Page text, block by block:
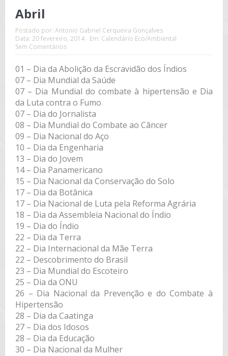
Abril
Postado por: Antonio Gabriel Cerqueira Gonçalves
Data: 20 fevereiro, 2014 Em: Calendário Eco/Ambiental
Sem Comentários
01 – Dia da Abolição da Escravidão dos Índios
07 – Dia Mundial da Saúde
07 – Dia Mundial do combate à hipertensão e Dia
da Luta contra o Fumo
07 – Dia do Jornalista
08 – Dia Mundial do Combate ao Câncer
09 – Dia Nacional do Aço
10 – Dia da Engenharia
13 – Dia do Jovem
14 – Dia Panamericano
15 – Dia Nacional da Conservação do Solo
17 – Dia da Botânica
17 – Dia Nacional de Luta pela Reforma Agrária
18 – Dia da Assembleia Nacional do Índio
19 – Dia do Índio
22 – Dia da Terra
22 – Dia Internacional da Mãe Terra
22 – Descobrimento do Brasil
23 – Dia Mundial do Escoteiro
25 – Dia da ONU
26 – Dia Nacional da Prevenção e do Combate à
Hipertensão
28 – Dia da Caatinga
27 – Dia dos Idosos
28 – Dia da Educação
30 – Dia Nacional da Mulher